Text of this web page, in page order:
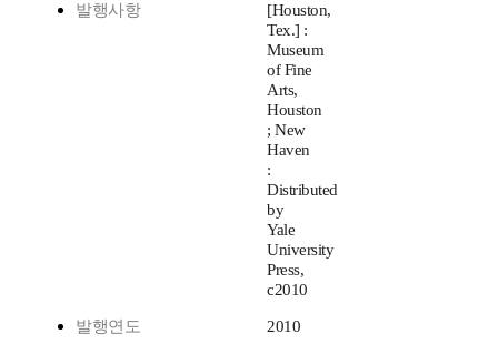
발행사항
[Houston,
Tex.] :
Museum
of Fine
Arts,
Houston
; New
Haven
:
Distributed
by
Yale
University
Press,
c2010
발행연도 2010